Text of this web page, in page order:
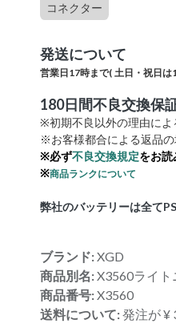
コネクター
発送について
営業日17時まで( 土日・祝日は
180日間不良交換保
※初期不良以外の理由によ
※お客様都合による返品の
※必ず不良交換規定をお読
※商品ランクについて
弊社のバッテリーは全て
ブランド:XGD
商品別名:X3560ライト
商品番号:X3560
送料について:発注が ¥